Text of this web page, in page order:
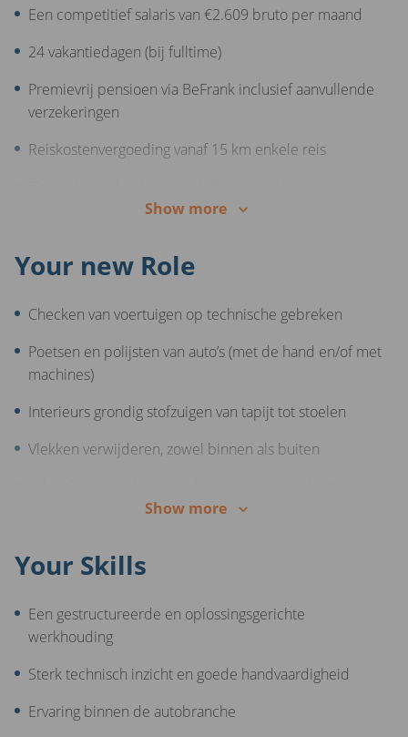
Een competitief salaris van €2.609 bruto per maand
24 vakantiedagen (bij fulltime)
Premievrij pensioen via BeFrank inclusief aanvullende
verzekeringen
Reiskostenvergoeding vanaf 15 km enkele reis
bijvoorbeeld mogelijk
voordeel
Kwalitatieve en comfortabele werkkleding
Gratis en onbeperkt toegang tot OpenUp (mindfulness
& psychologische ondersteuning)
Korting op elektronica, mode, reizen en uitjes via ons
medewerkersplatform
Show more
Your new Role
Checken van voertuigen op technische gebreken
Poetsen en polijsten van auto’s (met de hand en/of met
machines)
Interieurs grondig stofzuigen van tapijt tot stoelen
Vlekken verwijderen, zowel binnen als buiten
krassen verdwijnenShow more
Your Skills
Een gestructureerde en oplossingsgerichte
werkhouding
Sterk technisch inzicht en goede handvaardigheid
Ervaring binnen de autobranche